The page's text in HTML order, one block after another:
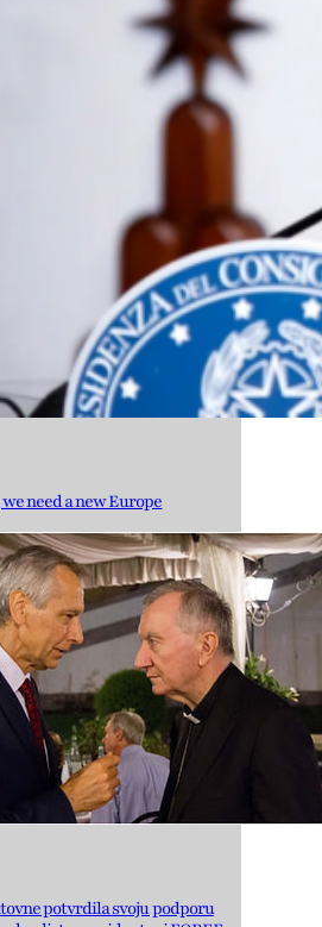
need a new Europe
potvrdila svoju podporu